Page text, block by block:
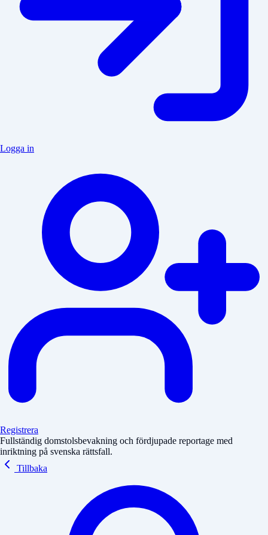
Logga in
Registrera
Fullständig domstolsbevakning och fördjupade reportage med
inriktning på svenska rättsfall.
Tillbaka